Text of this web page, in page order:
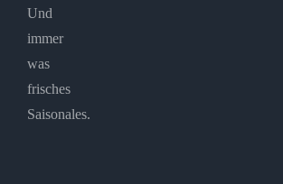
Und
immer
was
frisches
Saisonales.